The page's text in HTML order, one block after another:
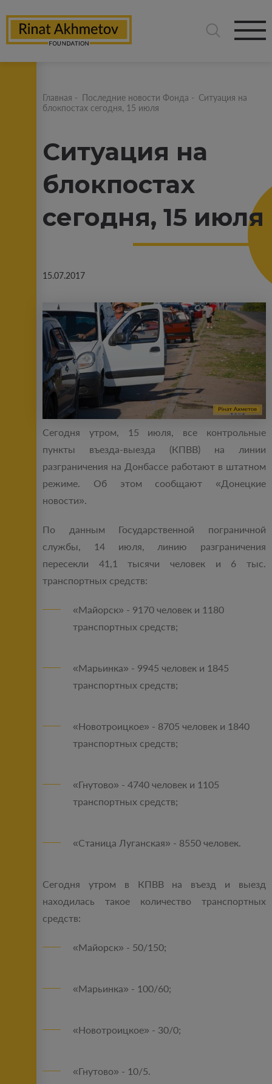
Главная - Последние новости Фонда - Ситуация на
блокпостах сегодня, 15 июля
Ситуация на
блокпостах
сегодня, 15 июля
15.07.2017
Сегодня утром, 15 июля, все контрольные
пункты въезда-выезда (КПВВ) на линии
разграничения на Донбассе работают в штатном
режиме. Об этом сообщают «Донецкие
новости».
По данным Государственной пограничной
службы, 14 июля, линию разграничения
пересекли 41,1 тысячи человек и 6 тыс.
транспортных средств:
«Майорск» - 9170 человек и 1180
транспортных средств;
«Марьинка» - 9945 человек и 1845
транспортных средств;
«Новотроицкое» - 8705 человек и 1840
транспортных средств;
«Гнутово» - 4740 человек и 1105
транспортных средств;
«Станица Луганская» - 8550 человек.
Сегодня утром в КПВВ на въезд и выезд
находилась такое количество транспортных
средств:
«Майорск» - 50/150;
«Марьинка» - 100/60;
«Новотроицкое» - 30/0;
«Гнутово» - 10/5.